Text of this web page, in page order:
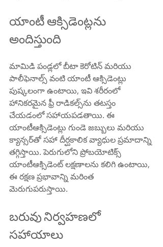
యాంటీ ఆక్సిడెంట్లను
అందిస్తుంది
మామిడి పండ్లలో బీటా కెరోటిన్ మరియు
పాలీఫెనాల్స్ వంటి యాంటీ ఆక్సిడెంట్లు
పుష్కలంగా ఉంటాయి, ఇవి శరీరంలో
హానికరమైన ఫ్రీ రాడికల్స్‌ను తటస్తం
చేయడంలో సహాయపడతాయి. ఈ
యాంటీఆక్సిడెంట్లు గుండె జబ్బులు మరియు
క్యాన్సర్‌తో సహా దీర్ఘకాలిక వ్యాధుల ప్రమాదాన్ని
తగ్గిస్తాయి. పెరుగులోని ప్రోబయోటిక్స్
యాంటీఆక్సిడెంట్ లక్షణాలను కలిగి ఉంటాయి,
ఈ రక్షణ ప్రభావాన్ని మరింత
మెరుగుపరుస్తాయి.
బరువు నిర్వహణలో
సహాయాలు